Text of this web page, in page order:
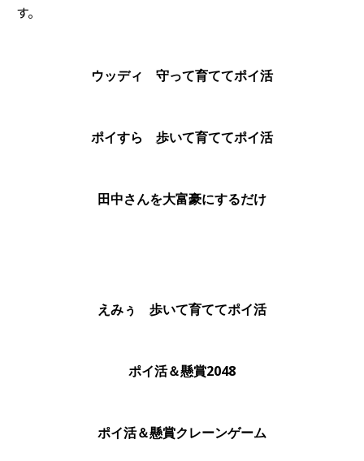
す。
ウッディ 守って育ててポイ活
ポイすら 歩いて育ててポイ活
田中さんを大富豪にするだけ
えみぅ 歩いて育ててポイ活
ポイ活＆懸賞2048
ポイ活＆懸賞クレーンゲーム